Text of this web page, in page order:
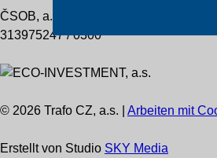
ČSOB, a.s.
313975247 / 0300
© 2026 Trafo CZ, a.s. | Arbeiten mit
Erstellt von Studio SKY Media